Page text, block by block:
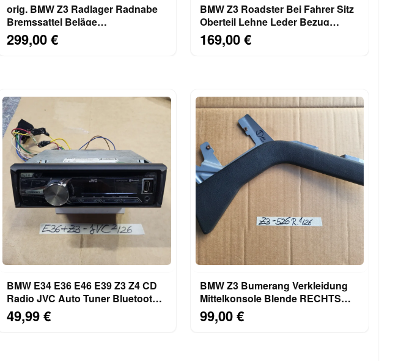
orig. BMW Z3 Radlager Radnabe
Bremssattel Beläge
Bremsscheibe VORNE RECHTS
LINKS
299,00 €
BMW Z3 Roadster Bei Fahrer Sitz
Oberteil Lehne Leder Bezug
schwarz RECHTS
169,00 €
BMW E34 E36 E46 E39 Z3 Z4 CD
Radio JVC Auto Tuner Bluetooth +
Adapter Stecker
49,99 €
BMW Z3 Bumerang Verkleidung
Mittelkonsole Blende RECHTS
Schwarz 8397526
99,00 €